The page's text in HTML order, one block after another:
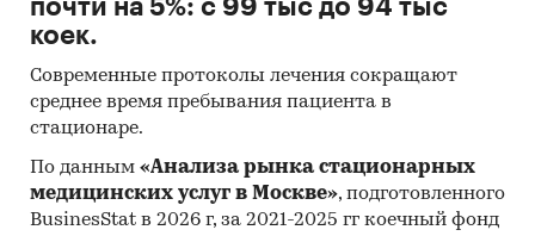
почти на 5%: с 99 тыс до 94 тыс
коек.
Современные протоколы лечения сокращают
среднее время пребывания пациента в
стационаре.
По данным «Анализа рынка стационарных
медицинских услуг в Москве», подготовленного
BusinesStat в 2026 г, за 2021-2025 гг коечный фонд